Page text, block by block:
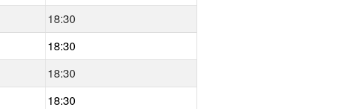
18:30
18:30
18:30
18:30